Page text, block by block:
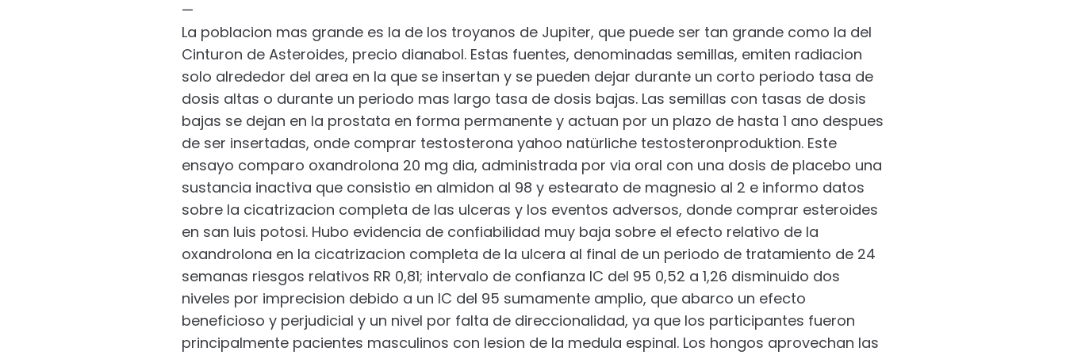
—
La poblacion mas grande es la de los troyanos de Jupiter, que puede ser tan grande como la del
Cinturon de Asteroides, precio dianabol. Estas fuentes, denominadas semillas, emiten radiacion
solo alrededor del area en la que se insertan y se pueden dejar durante un corto periodo tasa de
dosis altas o durante un periodo mas largo tasa de dosis bajas. Las semillas con tasas de dosis
bajas se dejan en la prostata en forma permanente y actuan por un plazo de hasta 1 ano despues
de ser insertadas, onde comprar testosterona yahoo natürliche testosteronproduktion. Este
ensayo comparo oxandrolona 20 mg dia, administrada por via oral con una dosis de placebo una
sustancia inactiva que consistio en almidon al 98 y estearato de magnesio al 2 e informo datos
sobre la cicatrizacion completa de las ulceras y los eventos adversos, donde comprar esteroides
en san luis potosi. Hubo evidencia de confiabilidad muy baja sobre el efecto relativo de la
oxandrolona en la cicatrizacion completa de la ulcera al final de un periodo de tratamiento de 24
semanas riesgos relativos RR 0,81; intervalo de confianza IC del 95 0,52 a 1,26 disminuido dos
niveles por imprecision debido a un IC del 95 sumamente amplio, que abarco un efecto
beneficioso y perjudicial y un nivel por falta de direccionalidad, ya que los participantes fueron
principalmente pacientes masculinos con lesion de la medula espinal. Los hongos aprovechan las